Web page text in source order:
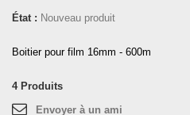
État : Nouveau produit
Boitier pour film 16mm - 600m
4 Produits
Envoyer à un ami